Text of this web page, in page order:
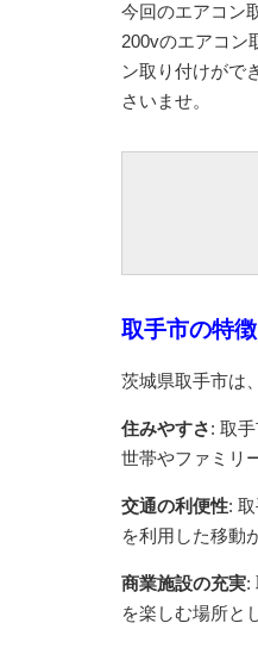
今回のエアコン
200vのエアコン
ン取り付けがで
さいませ。
取手市の特徴
茨城県取手市は
住みやすさ: 取
世帯やファミリ
交通の利便性:
を利用した移動
商業施設の充実:
を楽しむ場所と